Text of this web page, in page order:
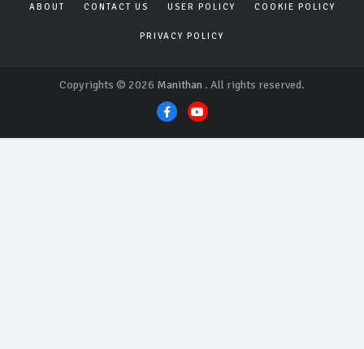
ABOUT CONTACT US USER POLICY COOKIE POLICY
PRIVACY POLICY
Copyrights © 2026 Manithan . All rights reserved.